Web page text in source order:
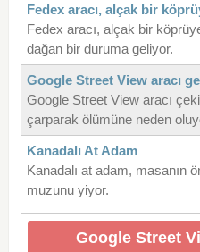
Fedex aracı, alçak bir
Fedex aracı, alçak bir
dağan bir duruma geliyor.
Google Street View aracı
Google Street View aracı
çarparak ölümüne neden
Kanadalı At Adam
Kanadalı at adam, masanın
muzunu yiyor.
Google Street